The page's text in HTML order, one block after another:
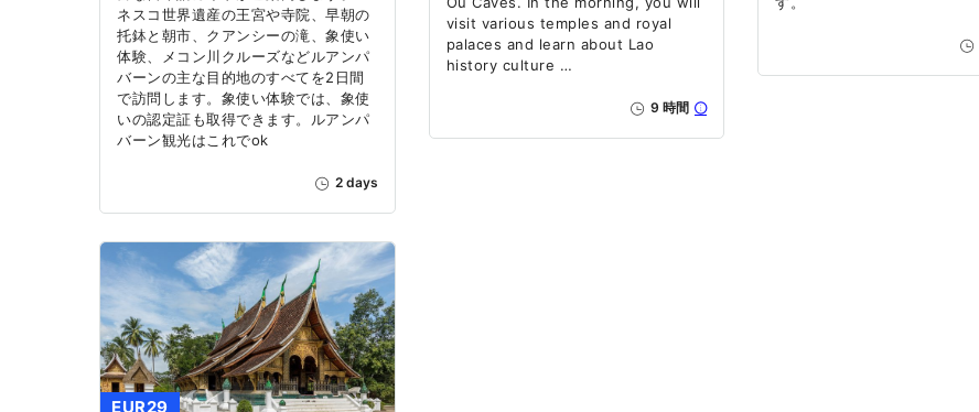
ネスコ世界遺産の王宮や寺院、早朝の
托鉢と朝市、クアンシーの滝、象使い
体験、メコン川クルーズなどルアンパ
バーンの主な目的地のすべてを2日間
で訪問します。象使い体験では、象使
いの認定証も取得できます。ルアンパ
バーン観光はこれでok
2 days
visit various temples and royal
palaces and learn about Lao
history culture …
9 時間
EUR29